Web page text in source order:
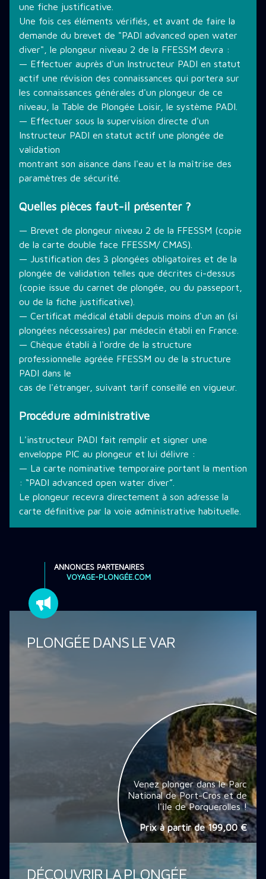
une fiche justificative.
Une fois ces éléments vérifiés, et avant de faire la
demande du brevet de "PADI advanced open water
diver", le plongeur niveau 2 de la FFESSM devra :
— Effectuer auprès d'un Instructeur PADI en statut
actif une révision des connaissances qui portera sur
les connaissances générales d'un plongeur de ce
niveau, la Table de Plongée Loisir, le système PADI.
— Effectuer sous la supervision directe d'un
Instructeur PADI en statut actif une plongée de
validation
montrant son aisance dans l'eau et la maîtrise des
paramètres de sécurité.
Quelles pièces faut-il présenter ?
— Brevet de plongeur niveau 2 de la FFESSM (copie
de la carte double face FFESSM/ CMAS).
— Justification des 3 plongées obligatoires et de la
plongée de validation telles que décrites ci-dessus
(copie issue du carnet de plongée, ou du passeport,
ou de la fiche justificative).
— Certificat médical établi depuis moins d'un an (si
plongées nécessaires) par médecin établi en France.
— Chèque établi à l'ordre de la structure
professionnelle agréée FFESSM ou de la structure
PADI dans le
cas de l'étranger, suivant tarif conseillé en vigueur.
Procédure administrative
L'instructeur PADI fait remplir et signer une
enveloppe PIC au plongeur et lui délivre :
— La carte nominative temporaire portant la mention
: “PADI advanced open water diver”.
Le plongeur recevra directement à son adresse la
carte définitive par la voie administrative habituelle.
ANNONCES PARTENAIRES
VOYAGE-PLONGÉE.COM
PLONGÉE DANS LE VAR
Venez plonger dans le Parc
National de Port-Cros et de
l'île de Porquerolles !
Prix à partir de199,00 €
DÉCOUVRIR LA PLONGÉE